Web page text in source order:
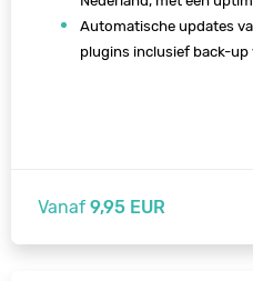
Automatische updates
plugins inclusief back-up
Vanaf 9,95 EUR